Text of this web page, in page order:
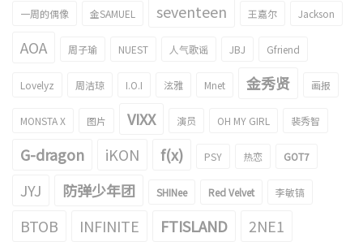
一周的偶像 金SAMUEL seventeen 王嘉尔 Jackson
AOA 周子瑜 NUEST 人气歌谣 JBJ Gfriend
Lovelyz 周洁琼 I.O.I 泫雅 Mnet 金秀贤 画报
MONSTA X 图片 VIXX 演员 OH MY GIRL 裴秀智
G-dragon iKON f(x) PSY 热恋 GOT7
JYJ 防弹少年团 SHINee Red Velvet 李敏镐
BTOB INFINITE FTISLAND
2NE1